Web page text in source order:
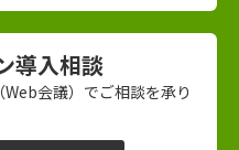
導入相談
会議）でご相談を承り